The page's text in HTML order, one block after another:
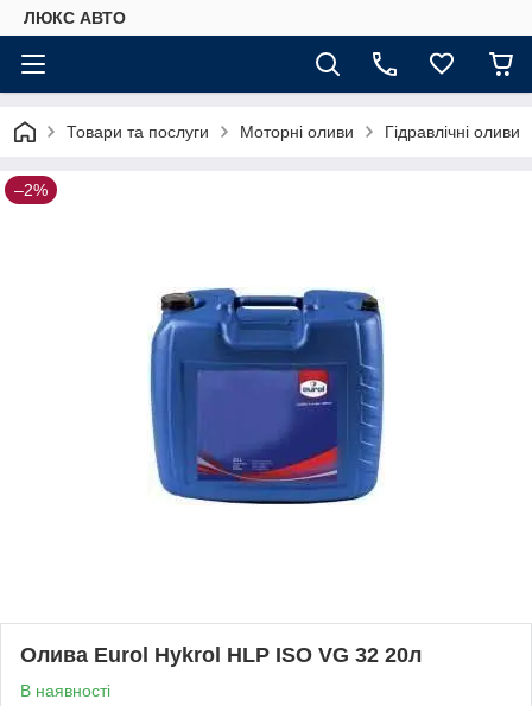
ЛЮКС АВТО
Товари та послуги Моторні оливи Гідравлічні оливи
–2%
Олива Eurol Hykrol HLP ISO VG 32 20л
В наявності